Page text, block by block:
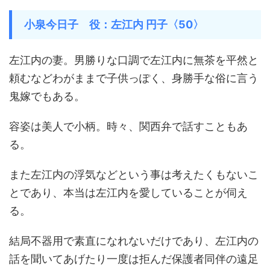
小泉今日子 役：左江内 円子〈50〉
左江内の妻。男勝りな口調で左江内に無茶を平然と
頼むなどわがままで子供っぽく、身勝手な俗に言う
鬼嫁でもある。
容姿は美人で小柄。時々、関西弁で話すこともあ
る。
また左江内の浮気などという事は考えたくもないこ
とであり、本当は左江内を愛していることが伺え
る。
結局不器用で素直になれないだけであり、左江内の
話を聞いてあげたり一度は拒んだ保護者同伴の遠足